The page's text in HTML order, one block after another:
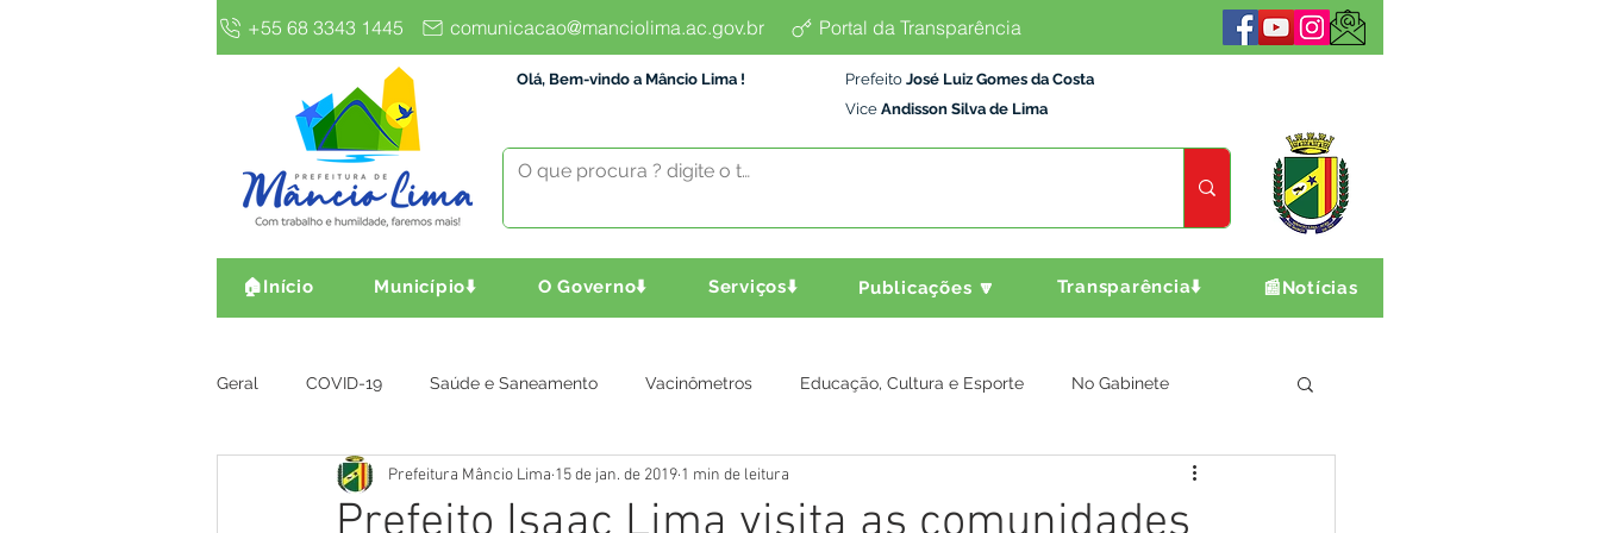
+55 68 3343 1445 comunicacao@manciolima.ac.gov.br Portal da Transparência
Olá, Bem-vindo a Mâncio Lima ! Prefeito José Luiz Gomes da Costa
Vice Andisson Silva de Lima
🏠Início Município⬇️ O Governo⬇️ Serviços⬇️ Publicações 🔽 Transparência⬇️ 📰Notícias
Geral COVID-19 Saúde e Saneamento Vacinômetros Educação, Cultura e Esporte No Gabinete
Gestão e Finanças Infra, Obra e Transporte Assistência Social Agricultura e Produção
Prefeitura Mâncio Lima 15 de jan. de 2019 1 min de leitura